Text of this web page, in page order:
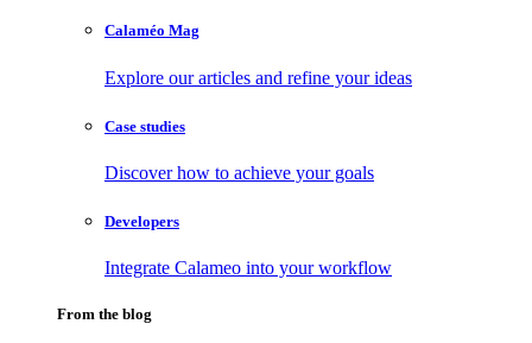
Calaméo Mag
Explore our articles and refine your ideas
Case studies
Discover how to achieve your goals
Developers
Integrate Calameo into your workflow
From the blog